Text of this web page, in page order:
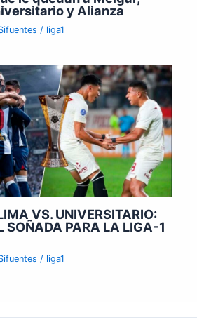
y Alianza
/ liga1
VS. UNIVERSITARIO:
SOÑADA PARA LA LIGA-1
/ liga1